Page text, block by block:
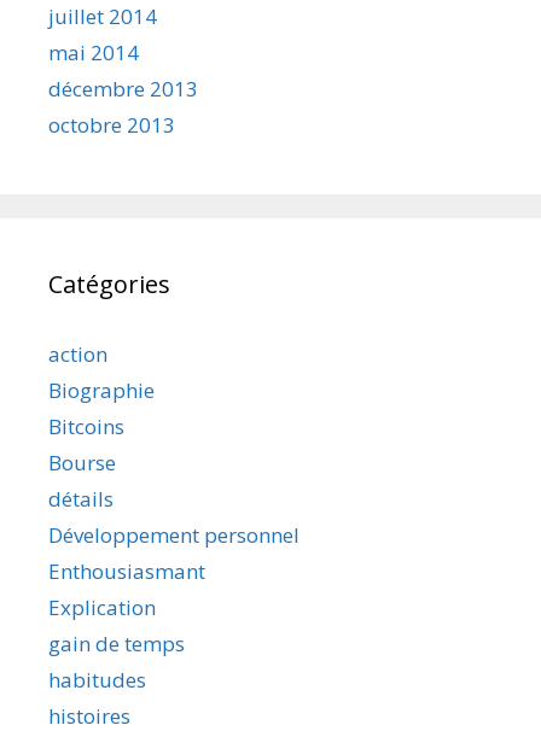
juillet 2014
mai 2014
décembre 2013
octobre 2013
Catégories
action
Biographie
Bitcoins
Bourse
détails
Développement personnel
Enthousiasmant
Explication
gain de temps
habitudes
histoires